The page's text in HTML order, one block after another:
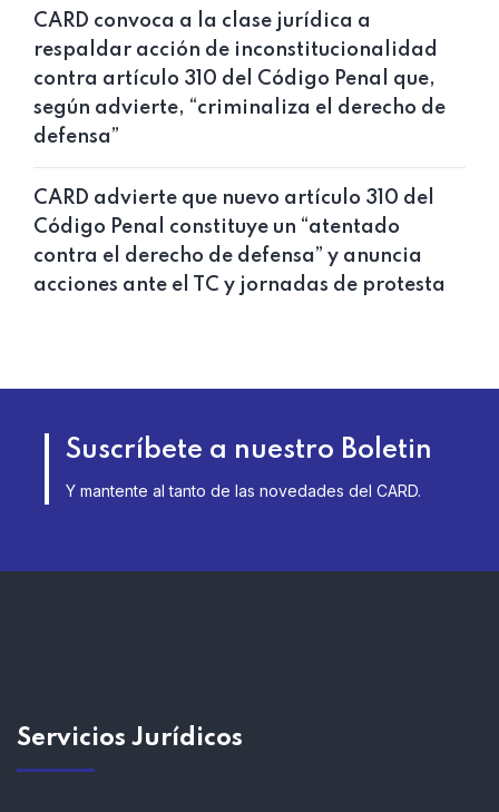
CARD convoca a la clase jurídica a
respaldar acción de inconstitucionalidad
contra artículo 310 del Código Penal que,
según advierte, “criminaliza el derecho de
defensa”
CARD advierte que nuevo artículo 310 del
Código Penal constituye un “atentado
contra el derecho de defensa” y anuncia
acciones ante el TC y jornadas de protesta
Suscríbete a nuestro Boletin
Y mantente al tanto de las novedades del CARD.
Servicios Jurídicos